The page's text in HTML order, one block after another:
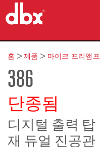
제품
사례 연구
구매처
교육
지원
홈 >제품 > 마이크 프리앰프
386
단종됨
디지털 출력 탑
재 듀얼 진공관